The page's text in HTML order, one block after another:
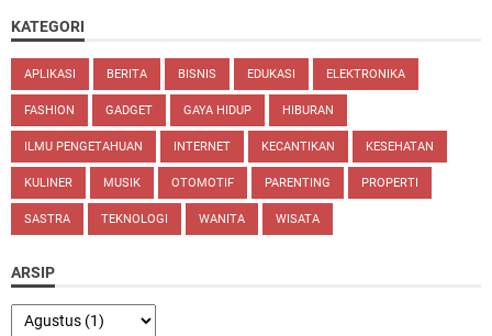
KATEGORI
APLIKASI BERITA BISNIS EDUKASI ELEKTRONIKA
FASHION GADGET GAYA HIDUP HIBURAN
ILMU PENGETAHUAN INTERNET KECANTIKAN KESEHATAN
KULINER MUSIK OTOMOTIF PARENTING PROPERTI
SASTRA TEKNOLOGI WANITA WISATA
ARSIP